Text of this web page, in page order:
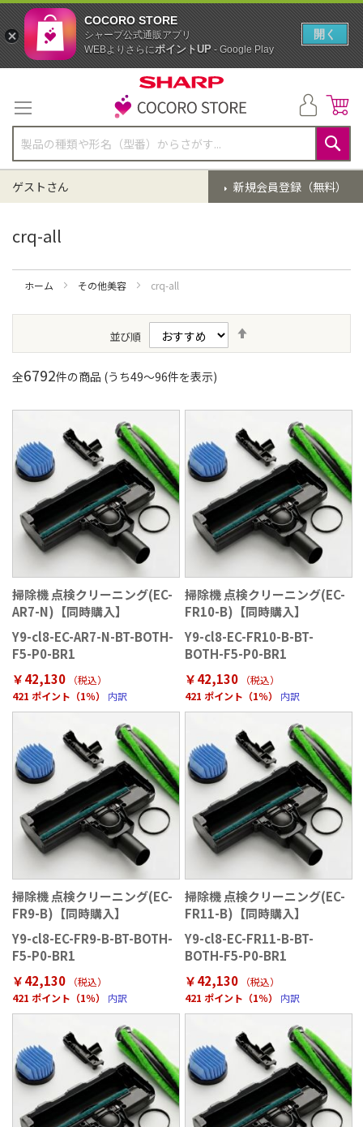
テ
ン
ツ
に
ス
キ
ッ
検
索
新規会員登録（無料）
ゲストさん
crq-all
ホーム その他美容 crq-all
並び順
全6792件の商品 (うち49〜96件を表示)
掃除機 点検クリーニング(EC-
AR7-N)【同時購入】
Y9-cl8-EC-AR7-N-BT-BOTH-
F5-P0-BR1
￥42,130
（税込）
421 ポイント（1％）
内訳
掃除機 点検クリーニング(EC-
FR10-B)【同時購入】
Y9-cl8-EC-FR10-B-BT-
BOTH-F5-P0-BR1
￥42,130
（税込）
421 ポイント（1％）
内訳
掃除機 点検クリーニング(EC-
FR9-B)【同時購入】
Y9-cl8-EC-FR9-B-BT-BOTH-
F5-P0-BR1
￥42,130
（税込）
421 ポイント（1％）
内訳
掃除機 点検クリーニング(EC-
FR11-B)【同時購入】
Y9-cl8-EC-FR11-B-BT-
BOTH-F5-P0-BR1
￥42,130
（税込）
421 ポイント（1％）
内訳
COCORO STORE
シャープ公式通販アプリ
WEBよりさらにポイントUP- Google Play
開く